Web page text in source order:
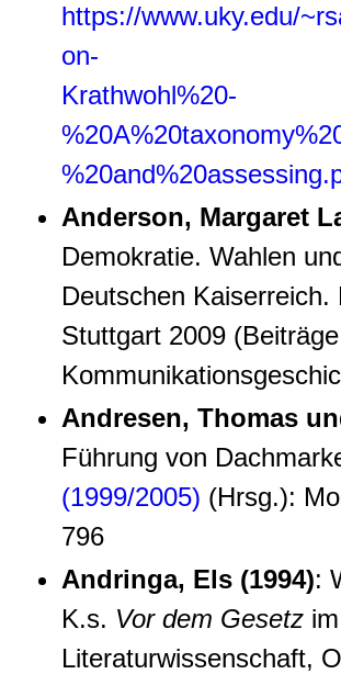
https://www.uky.edu/
on-
Krathwohl%20-
Anderson, Margaret
Demokratie. Wahlen
Deutschen
Stuttgart 2009
Andresen, Thomas
Führung von
(1999/2005) (Hrsg.):
796
Andringa, Els (1994):
K.s. Vor dem Gesetz
Literaturwissenschaft,